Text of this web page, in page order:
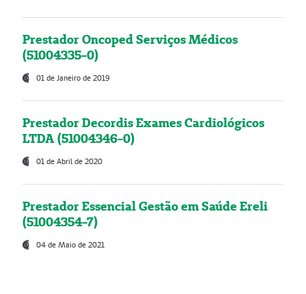
Prestador Oncoped Serviços Médicos
(51004335-0)
01 de Janeiro de 2019
Prestador Decordis Exames Cardiológicos
LTDA (51004346-0)
01 de Abril de 2020
Prestador Essencial Gestão em Saúde Ereli
(51004354-7)
04 de Maio de 2021